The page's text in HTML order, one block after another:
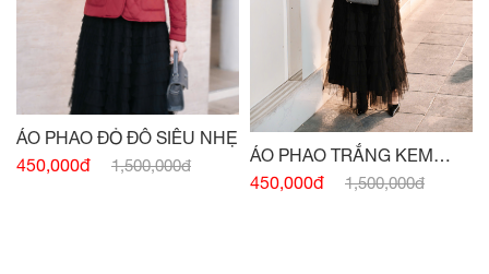
ÁO PHAO ĐỎ ĐÔ SIÊU NHẸ
450,000đ
1,500,000đ
ÁO PHAO TRẮNG KEM
SIÊU NHẸ
450,000đ 1,500,000đ